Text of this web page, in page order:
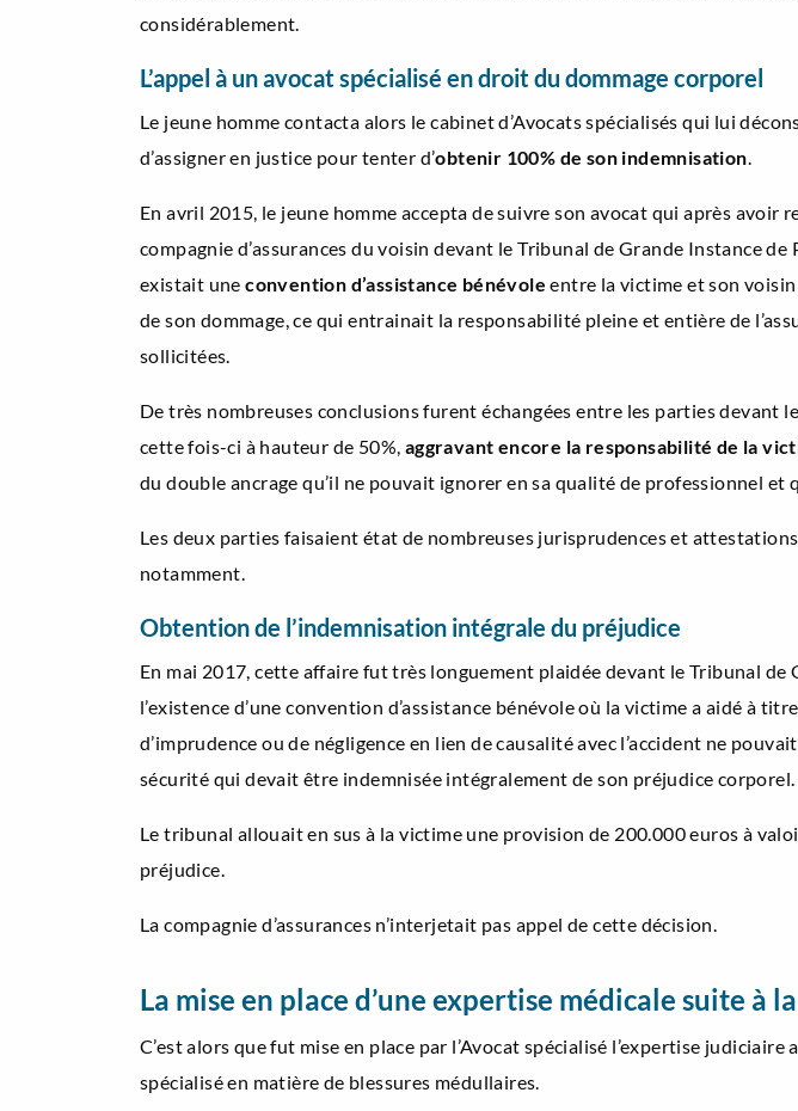
considérablement.
L’appel à un avocat spécialisé en droit du dommage corporel
Le jeune homme contacta alors le cabinet d’Avocats spécialisés qui lui
d’assigner en justice pour tenter d’obtenir 100% de son indemnisation
En avril 2015, le jeune homme accepta de suivre son avocat qui après
compagnie d’assurances du voisin devant le Tribunal de Grande Instance
existait uneconvention d’assistance bénévole entre la victime et son voisin
de son dommage, ce qui entrainait la responsabilité pleine et entière de
sollicitées.
De très nombreuses conclusions furent échangées entre les parties devant
cette fois-ci à hauteur de 50%, aggravant encore la responsabilité de la
du double ancrage qu’il ne pouvait ignorer en sa qualité de professionnel et
Les deux parties faisaient état de nombreuses jurisprudences et
notamment.
Obtention de l’indemnisation intégrale du préjudice
En mai 2017, cette affaire fut très longuement plaidée devant le Tribunal
l’existence d’une convention d’assistance bénévole où la victime a aidé à
d’imprudence ou de négligence en lien de causalité avec l’accident ne
sécurité qui devait être indemnisée intégralement de son préjudice corporel.
Le tribunal allouait en sus à la victime une provision de 200.000 euros à
préjudice.
La compagnie d’assurances n’interjetait pas appel de cette décision.
La mise en place d’une expertise médicale suite à
C’est alors que fut mise en place par l’Avocat spécialisé l’expertise
spécialisé en matière de blessures médullaires.